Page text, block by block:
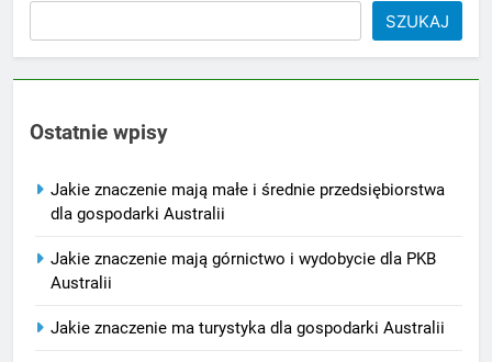
SZUKAJ
Ostatnie wpisy
Jakie znaczenie mają małe i średnie przedsiębiorstwa
dla gospodarki Australii
Jakie znaczenie mają górnictwo i wydobycie dla PKB
Australii
Jakie znaczenie ma turystyka dla gospodarki Australii